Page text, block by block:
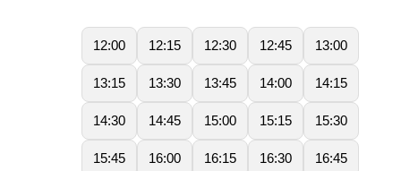
12:00 12:15 12:30 12:45 13:00
13:15 13:30 13:45 14:00 14:15
14:30 14:45 15:00 15:15 15:30
15:45 16:00 16:15 16:30 16:45